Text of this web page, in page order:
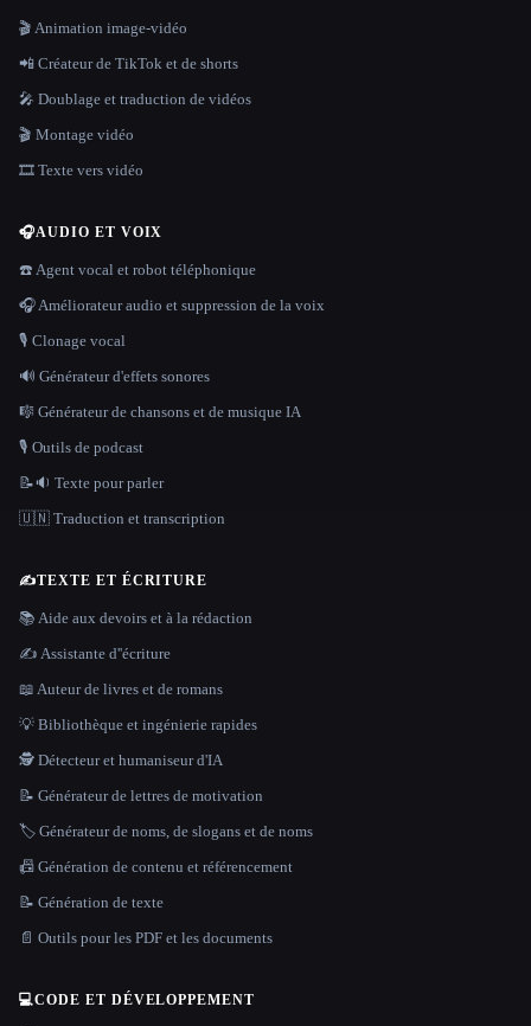
🎬 Animation image-vidéo
📲 Créateur de TikTok et de shorts
🎤 Doublage et traduction de vidéos
🎬 Montage vidéo
🎞️ Texte vers vidéo
🎧AUDIO ET VOIX
☎️ Agent vocal et robot téléphonique
🎧 Améliorateur audio et suppression de la voix
🎙️ Clonage vocal
🔊 Générateur d'effets sonores
🎼 Générateur de chansons et de musique IA
🎙️ Outils de podcast
📝🔉 Texte pour parler
🇺🇳 Traduction et transcription
✍️TEXTE ET ÉCRITURE
📚 Aide aux devoirs et à la rédaction
✍️ Assistante d''écriture
📖 Auteur de livres et de romans
💡 Bibliothèque et ingénierie rapides
🕵️ Détecteur et humaniseur d'IA
📝 Générateur de lettres de motivation
🏷️ Générateur de noms, de slogans et de noms
📠 Génération de contenu et référencement
📝 Génération de texte
📄 Outils pour les PDF et les documents
💻CODE ET DÉVELOPPEMENT